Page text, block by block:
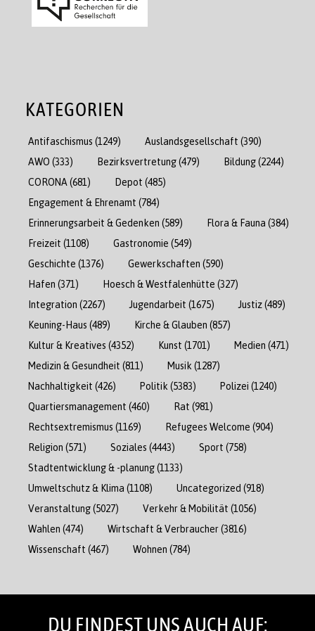
KATEGORIEN
Antifaschismus (1249) Auslandsgesellschaft (390)
AWO (333) Bezirksvertretung(479) Bildung(2244)
CORONA (681) Depot (485)
Engagement & Ehrenamt (784)
Erinnerungsarbeit & Gedenken (589) Flora & Fauna (384)
Freizeit (1108) Gastronomie (549)
Geschichte (1376) Gewerkschaften (590)
Hafen (371) Hoesch & Westfalenhütte (327)
Integration (2267) Jugendarbeit (1675) Justiz(489)
Keuning-Haus (489) Kirche & Glauben (857)
Kultur & Kreatives (4352) Kunst (1701) Medien (471)
Medizin & Gesundheit (811) Musik (1287)
Nachhaltigkeit (426) Politik (5383) Polizei (1240)
Quartiersmanagement (460) Rat (981)
Rechtsextremismus (1169) Refugees Welcome (904)
Religion (571) Soziales (4443) Sport (758)
Stadtentwicklung & -planung(1133)
Umweltschutz & Klima (1108) Uncategorized (918)
Veranstaltung(5027) Verkehr & Mobilität (1056)
Wahlen (474) Wirtschaft & Verbraucher(3816)
Wissenschaft (467) Wohnen (784)
DU FINDEST UNS AUCH AUF: